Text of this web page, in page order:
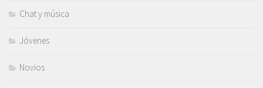
Chat y música
Jóvenes
Novios